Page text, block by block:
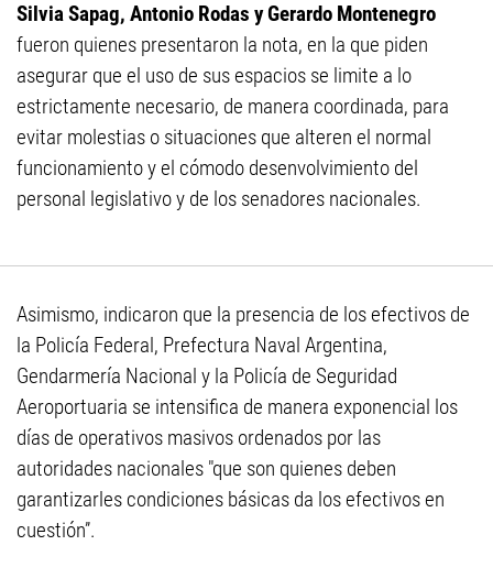
Silvia Sapag, Antonio Rodas y Gerardo Montenegro
fueron quienes presentaron la nota, en la que piden
asegurar que el uso de sus espacios se limite a lo
estrictamente necesario, de manera coordinada, para
evitar molestias o situaciones que alteren el normal
funcionamiento y el cómodo desenvolvimiento del
personal legislativo y de los senadores nacionales.
Asimismo, indicaron que la presencia de los efectivos de
la Policía Federal, Prefectura Naval Argentina,
Gendarmería Nacional y la Policía de Seguridad
Aeroportuaria se intensifica de manera exponencial los
días de operativos masivos ordenados por las
autoridades nacionales "que son quienes deben
garantizarles condiciones básicas da los efectivos en
cuestión”.